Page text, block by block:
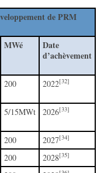
de PRM
MWé
Date
d’achèvement
200 2022[32]
5/15MWt 2026[33]
200 2027[34]
200 2028[35]